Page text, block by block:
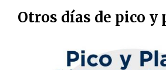
Otros días de pico y